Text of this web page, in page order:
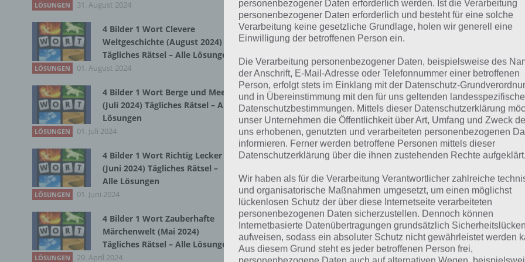
Bei dieser Lösung handelt es sich um das tägliche Bonus
wir noch die Links beispielsweise zum täglichen Rätsel und
Tägliches Rätsel:Zur Lösung vom 7.5.2021
Rätsel aus dem Jahr 2020:Schau mal, was vor einem Jahr,
gesucht war
Zur Übersicht:4 Bilder 1 Wort Lösungen zu Landleben im
LÖSUNGEN 31. August 2024
4 Bilder 1 Wort Clevere
Weltgeschichte (August 2024)
Tägliches Rätsel – Alle Lösungen
LÖSUNGEN 01. August 2024
4 Bilder 1 Wort Berge und Meer
(Juli 2024) Tägliches Rätsel – Alle
Lösungen
LÖSUNGEN 01. Juli 2024
4 Bilder 1 Wort Richtig Lecker
(Juni 2024) Tägliches Rätsel –
Alle Lösungen
LÖSUNGEN 01. Juni 2024
4 Bilder 1 Wort Zauberhafte
Märchenwelt (Mai 2024)
Tägliches Rätsel – Alle Lösungen
LÖSUNGEN 29. April 2024
personenbezogener Daten erforderlich werden. Ist die Verarbeitung
personenbezogener Daten erforderlich und besteht für eine solche
Verarbeitung keine gesetzliche Grundlage, holen wir generell eine
Einwilligung der betroffenen Person ein.
Die Verarbeitung personenbezogener Daten, beispielsweise des
der Anschrift, E-Mail-Adresse oder Telefonnummer einer betroffenen
Person, erfolgt stets im Einklang mit der Datenschutz-
und in Übereinstimmung mit den für uns geltenden
Datenschutzbestimmungen. Mittels dieser Datenschutzerklärung
unser Unternehmen die Öffentlichkeit über Art, Umfang und Zweck
uns erhobenen, genutzten und verarbeiteten personenbezogenen
informieren. Ferner werden betroffene Personen mittels dieser
Datenschutzerklärung über die ihnen zustehenden Rechte aufgeklärt.
Wir haben als für die Verarbeitung Verantwortlicher zahlreiche
und organisatorische Maßnahmen umgesetzt, um einen möglichst
lückenlosen Schutz der über diese Internetseite verarbeiteten
personenbezogenen Daten sicherzustellen. Dennoch können
Internetbasierte Datenübertragungen grundsätzlich Sicherheitslücken
aufweisen, sodass ein absoluter Schutz nicht gewährleistet werden
Aus diesem Grund steht es jeder betroffenen Person frei,